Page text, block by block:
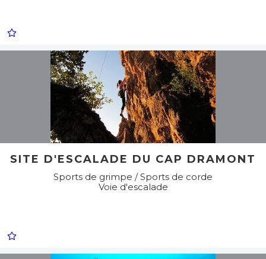
SITE D'ESCALADE DU CAP DRAMONT
Sports de grimpe / Sports de corde
Voie d'escalade